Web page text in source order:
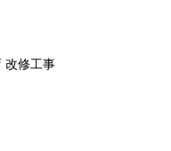
改修工事